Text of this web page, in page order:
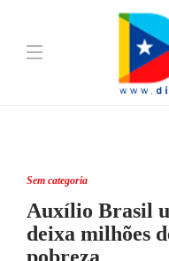
Sem categoria
Auxílio Brasil
deixa milhões